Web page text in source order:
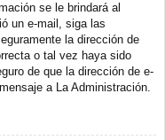
se le brindará al
un e-mail, siga las
la dirección de
o tal vez haya sido
de que la dirección de e-
a La Administración.